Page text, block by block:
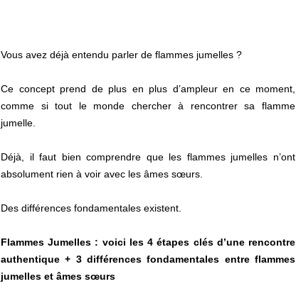
Vous avez déjà entendu parler de flammes jumelles ?
Ce concept prend de plus en plus d’ampleur en ce moment,
comme si tout le monde chercher à rencontrer sa flamme
jumelle.
Déjà, il faut bien comprendre que les flammes jumelles n’ont
absolument rien à voir avec les âmes sœurs.
Des différences fondamentales existent.
Flammes Jumelles : voici les 4 étapes clés d’une rencontre
authentique + 3 différences fondamentales entre flammes
jumelles et âmes sœurs